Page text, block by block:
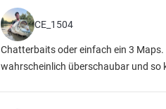
CE_1504
Chatterbaits oder einfach ein 3 Maps.
wahrscheinlich überschaubar und so